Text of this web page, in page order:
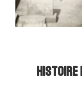
Histoire